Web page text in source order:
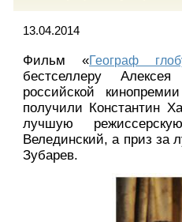
13.04.2014
Фильм «Географ
бестселлеру
российской
получили Константин
лучшую
Велединский, а приз
Зубарев.